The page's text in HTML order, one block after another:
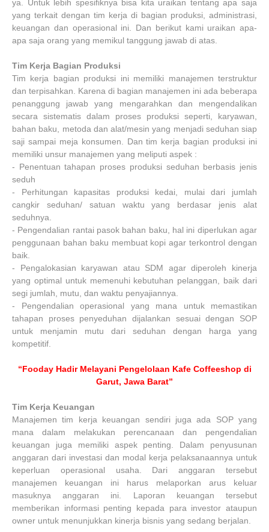
ya. Untuk lebih spesifiknya bisa kita uraikan tentang apa saja
yang terkait dengan tim kerja di bagian produksi, administrasi,
keuangan dan operasional ini. Dan berikut kami uraikan apa-
apa saja orang yang memikul tanggung jawab di atas.
Tim Kerja Bagian Produksi
Tim kerja bagian produksi ini memiliki manajemen terstruktur
dan terpisahkan. Karena di bagian manajemen ini ada beberapa
penanggung jawab yang mengarahkan dan mengendalikan
secara sistematis dalam proses produksi seperti, karyawan,
bahan baku, metoda dan alat/mesin yang menjadi seduhan siap
saji sampai meja konsumen. Dan tim kerja bagian produksi ini
memiliki unsur manajemen yang meliputi aspek :
- Penentuan tahapan proses produksi seduhan berbasis jenis
seduh
-
Perhitungan kapasitas produksi kedai, mulai dari jumlah
cangkir seduhan/ satuan waktu yang berdasar jenis alat
seduhnya.
- Pengendalian rantai pasok bahan baku, hal ini diperlukan agar
penggunaan bahan baku membuat kopi agar terkontrol dengan
baik.
-
Pengalokasian karyawan atau SDM agar diperoleh kinerja
yang optimal untuk memenuhi kebutuhan pelanggan, baik dari
segi jumlah, mutu, dan waktu penyajiannya.
-
Pengendalian operasional yang mana untuk memastikan
tahapan proses penyeduhan dijalankan sesuai dengan SOP
untuk menjamin mutu dari seduhan dengan harga yang
kompetitif.
“Fooday Hadir Melayani Pengelolaan Kafe Coffeeshop di
Garut, Jawa Barat”
Tim Kerja Keuangan
Manajemen tim kerja keuangan sendiri juga ada SOP yang
mana dalam melakukan perencanaan dan pengendalian
keuangan juga memiliki aspek penting. Dalam penyusunan
anggaran dari investasi dan modal kerja pelaksanaannya untuk
keperluan operasional usaha. Dari anggaran tersebut
manajemen keuangan ini harus melaporkan arus keluar
masuknya anggaran ini. Laporan keuangan tersebut
memberikan informasi penting kepada para investor ataupun
owner untuk menunjukkan kinerja bisnis yang sedang berjalan.